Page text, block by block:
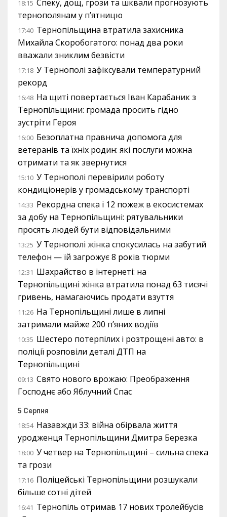
18:15 Спеку, дощ, грози та шквали прогнозують
тернополянам у п’ятницю
17:40 Тернопільщина втратила захисника
Михайла Скоробогатого: понад два роки
вважали зниклим безвісти
17:18 У Тернополі зафіксували температурний
рекорд
16:48 На щиті повертається Іван Карабаник з
Тернопільщини: громада просить гідно
зустріти Героя
16:00 Безоплатна правнича допомога для
ветеранів та їхніх родин: які послуги можна
отримати та як звернутися
15:10 У Тернополі перевірили роботу
кондиціонерів у громадському транспорті
14:33 Рекордна спека і 12 пожеж в екосистемах
за добу на Тернопільщині: рятувальники
просять людей бути відповідальними
13:25 У Тернополі жінка спокусилась на забутий
телефон — їй загрожує 8 років тюрми
12:31 Шахрайство в інтернеті: на
Тернопільщині жінка втратила понад 63 тисячі
гривень, намагаючись продати взуття
11:26 На Тернопільщині лише в липні
затримали майже 200 п’яних водіїв
10:35 Шестеро потерпілих і розтрощені авто: в
поліції розповіли деталі ДТП на
Тернопільщині
09:13 Свято нового врожаю: Преображення
Господнє або Яблучний Спас
5 Серпня
18:54 Назавжди 33: війна обірвала життя
уродженця Тернопільщини Дмитра Березка
18:00 У четвер на Тернопільщині – сильна спека
та грози
17:16 Поліцейські Тернопільщини розшукали
більше сотні дітей
16:41 Тернопіль отримав 17 нових тролейбусів